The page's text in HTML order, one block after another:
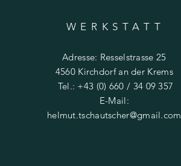
WERKSTATT
Adresse: Resselstrasse 25
4560 Kirchdorf an der Krems
Tel.: +43 (0) 660 / 34 09 357
E-Mail:
helmut.tschautscher@gmail.com